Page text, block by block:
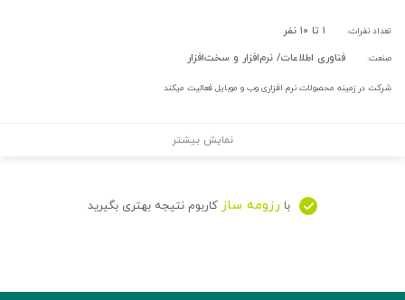
تعداد نفرات: ۱ تا ۱۰ نفر
صنعت: فناوری اطلاعات/ نرم‌افزار و سخت‌افزار
شرکت در زمینه محصولات نرم افزاری وب و موبایل فعالیت میکند
نمایش بیشتر
با رزومه ساز کاربوم نتیجه بهتری بگیرید